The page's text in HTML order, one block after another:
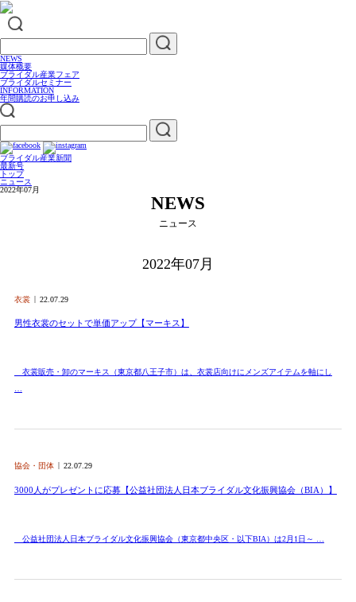
NEWS
媒体概要
ブライダル産業フェア
ブライダルセミナー
INFORMATION
年間購読のお申し込み
ブライダル産業新聞
最新号
トップ
ニュース
2022年07月
NEWS
ニュース
2022年07月
衣裳 22.07.29
男性衣裳のセットで単価アップ【マーキス】
衣裳販売・卸のマーキス（東京都八王子市）は、衣裳店向けにメンズアイテムを軸にし
協会・団体 22.07.29
3000人がプレゼントに応募【公益社団法人日本ブライダル文化振興協会（BIA）】
公益社団法人日本ブライダル文化振興協会（東京都中央区・以下BIA）は2月1日～ …